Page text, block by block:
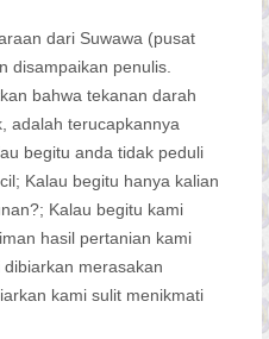
dari Suwawa (pusat
disampaikan penulis.
bahwa tekanan darah
adalah terucapkannya
begitu anda tidak peduli
Kalau begitu hanya kalian
Kalau begitu kami
hasil pertanian kami
merasakan
kami sulit menikmati